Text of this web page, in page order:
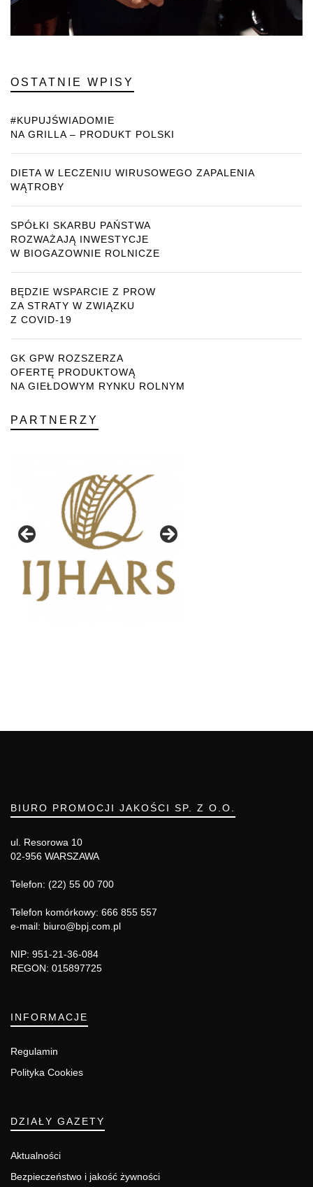
OSTATNIE WPISY
#KUPUJŚWIADOMIE
NA GRILLA – PRODUKT POLSKI
DIETA W LECZENIU WIRUSOWEGO ZAPALENIA
WĄTROBY
SPÓŁKI SKARBU PAŃSTWA
ROZWAŻAJĄ INWESTYCJE
W BIOGAZOWNIE ROLNICZE
BĘDZIE WSPARCIE Z PROW
ZA STRATY W ZWIĄZKU
Z COVID-19
GK GPW ROZSZERZA
OFERTĘ PRODUKTOWĄ
NA GIEŁDOWYM RYNKU ROLNYM
PARTNERZY
BIURO PROMOCJI JAKOŚCI SP. Z O.O.
ul. Resorowa 10
02-956 WARSZAWA
Telefon: (22) 55 00 700
Telefon komórkowy: 666 855 557
e-mail: biuro@bpj.com.pl
NIP: 951-21-36-084
REGON: 015897725
INFORMACJE
Regulamin
Polityka Cookies
DZIAŁY GAZETY
Aktualności
Bezpieczeństwo i jakość żywności